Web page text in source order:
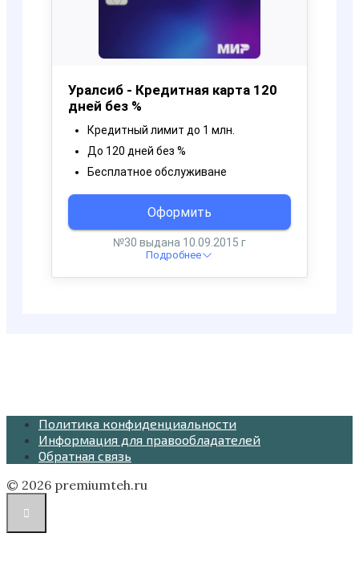
Политика конфиденциальности
Информация для правообладателей
Обратная связь
© 2026 premiumteh.ru